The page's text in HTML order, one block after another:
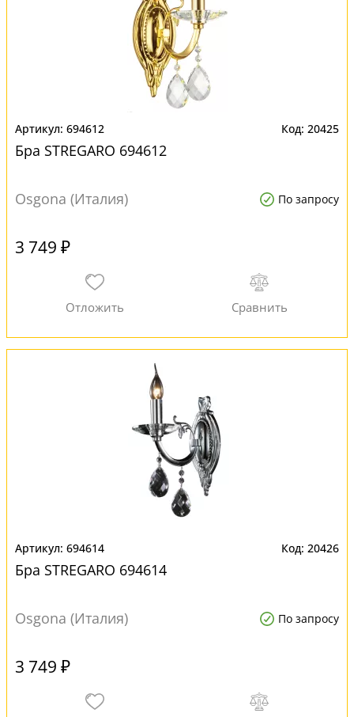
694612 20425
Бра STREGARO 694612
Osgona (Италия) По запросу
3 749 ₽
694614 20426
Бра STREGARO 694614
Osgona (Италия) По запросу
3 749 ₽